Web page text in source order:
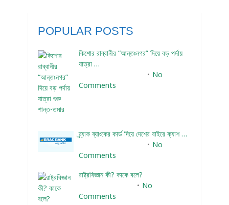
POPULAR POSTS
কিশোর রাব্বানীর “আন্তঃনগর” দিয়ে বড় পর্দায়
যাত্রা …
No
Comments
ব্র্যাক ব্যাংকের কার্ড দিয়ে দেশের বাইরে ক্যাশ …
No
Comments
রাষ্ট্রবিজ্ঞান কী? কাকে বলে?
No
Comments